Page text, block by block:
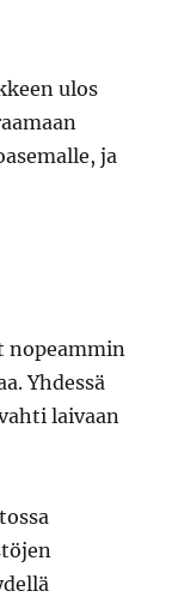
ulos
ja
nopeammin
Yhdessä
laivaan